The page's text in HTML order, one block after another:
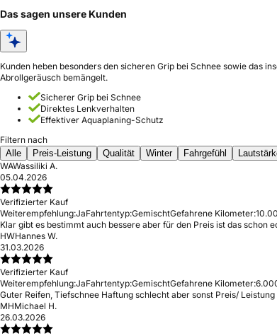
Das sagen unsere Kunden
Kunden heben besonders den sicheren Grip bei Schnee sowie das
Abrollgeräusch bemängelt.
Sicherer Grip bei Schnee
Direktes Lenkverhalten
Effektiver Aquaplaning-Schutz
Filtern nach
Alle
Preis-Leistung Qualität Winter Fahrgefühl
WAWassiliki A.
05.04.2026
Verifizierter Kauf
Weiterempfehlung:JaFahrtentyp:GemischtGefahrene Kilometer:
Klar gibt es bestimmt auch bessere aber für den Preis ist das schon
HWHannes W.
31.03.2026
Verifizierter Kauf
Weiterempfehlung:JaFahrtentyp:GemischtGefahrene Kilometer:
Guter Reifen, Tiefschnee Haftung schlecht aber sonst Preis/ Leistung
MHMichael H.
26.03.2026